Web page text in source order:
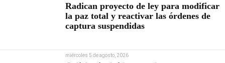
Radican proyecto de ley para modificar
la paz total y reactivar las órdenes de
captura suspendidas
miércoles 5 de agosto, 2026